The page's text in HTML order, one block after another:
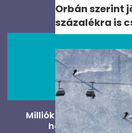
Orbán szerint
százalékra is
PÉNZÜGYES
Milliók múlnak rajta,
hogyan indítsunk